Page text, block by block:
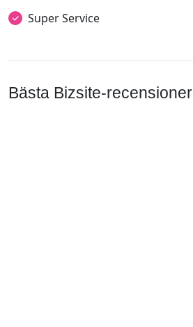
Super Service
Bästa Bizsite-recensioner